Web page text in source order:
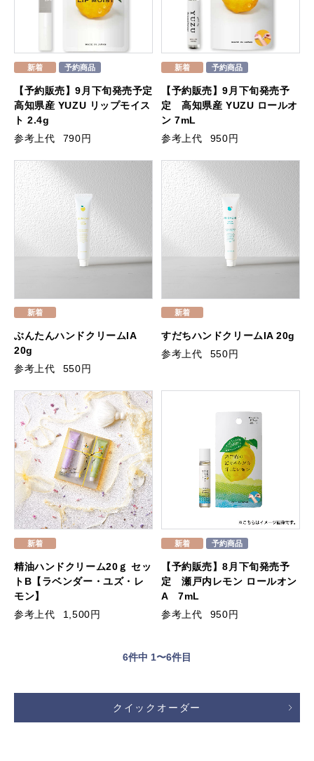
【予約販売】9月下旬発売予定
高知県産 YUZU リップモイス
ト 2.4g
参考上代
790円
【予約販売】9月下旬発売予
定 高知県産 YUZU ロールオ
ン 7mL
参考上代
950円
ぶんたんハンドクリームIA
20g
参考上代
550円
すだちハンドクリームIA 20g
参考上代
550円
精油ハンドクリーム20ｇ セッ
トB【ラベンダー・ユズ・レ
モン】
参考上代
1,500円
【予約販売】8月下旬発売予
定 瀬戸内レモン ロールオン
A 7mL
参考上代
950円
6件中 1〜6件目
クイックオーダー